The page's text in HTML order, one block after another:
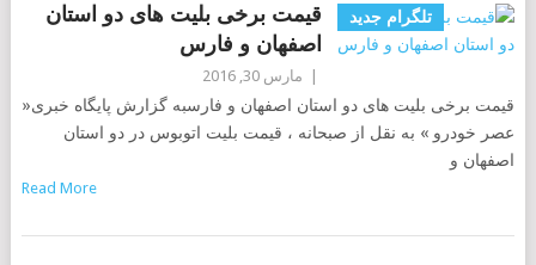
تلگرام جدید
قیمت برخی بلیت های دو استان
اصفهان و فارس
مارس 30, 2016
قیمت برخی بلیت های دو استان اصفهان و فارسبه گزارش پایگاه خبری«
عصر خودرو » به نقل از صبحانه ، قیمت بلیت اتوبوس در دو استان
اصفهان و
Read More